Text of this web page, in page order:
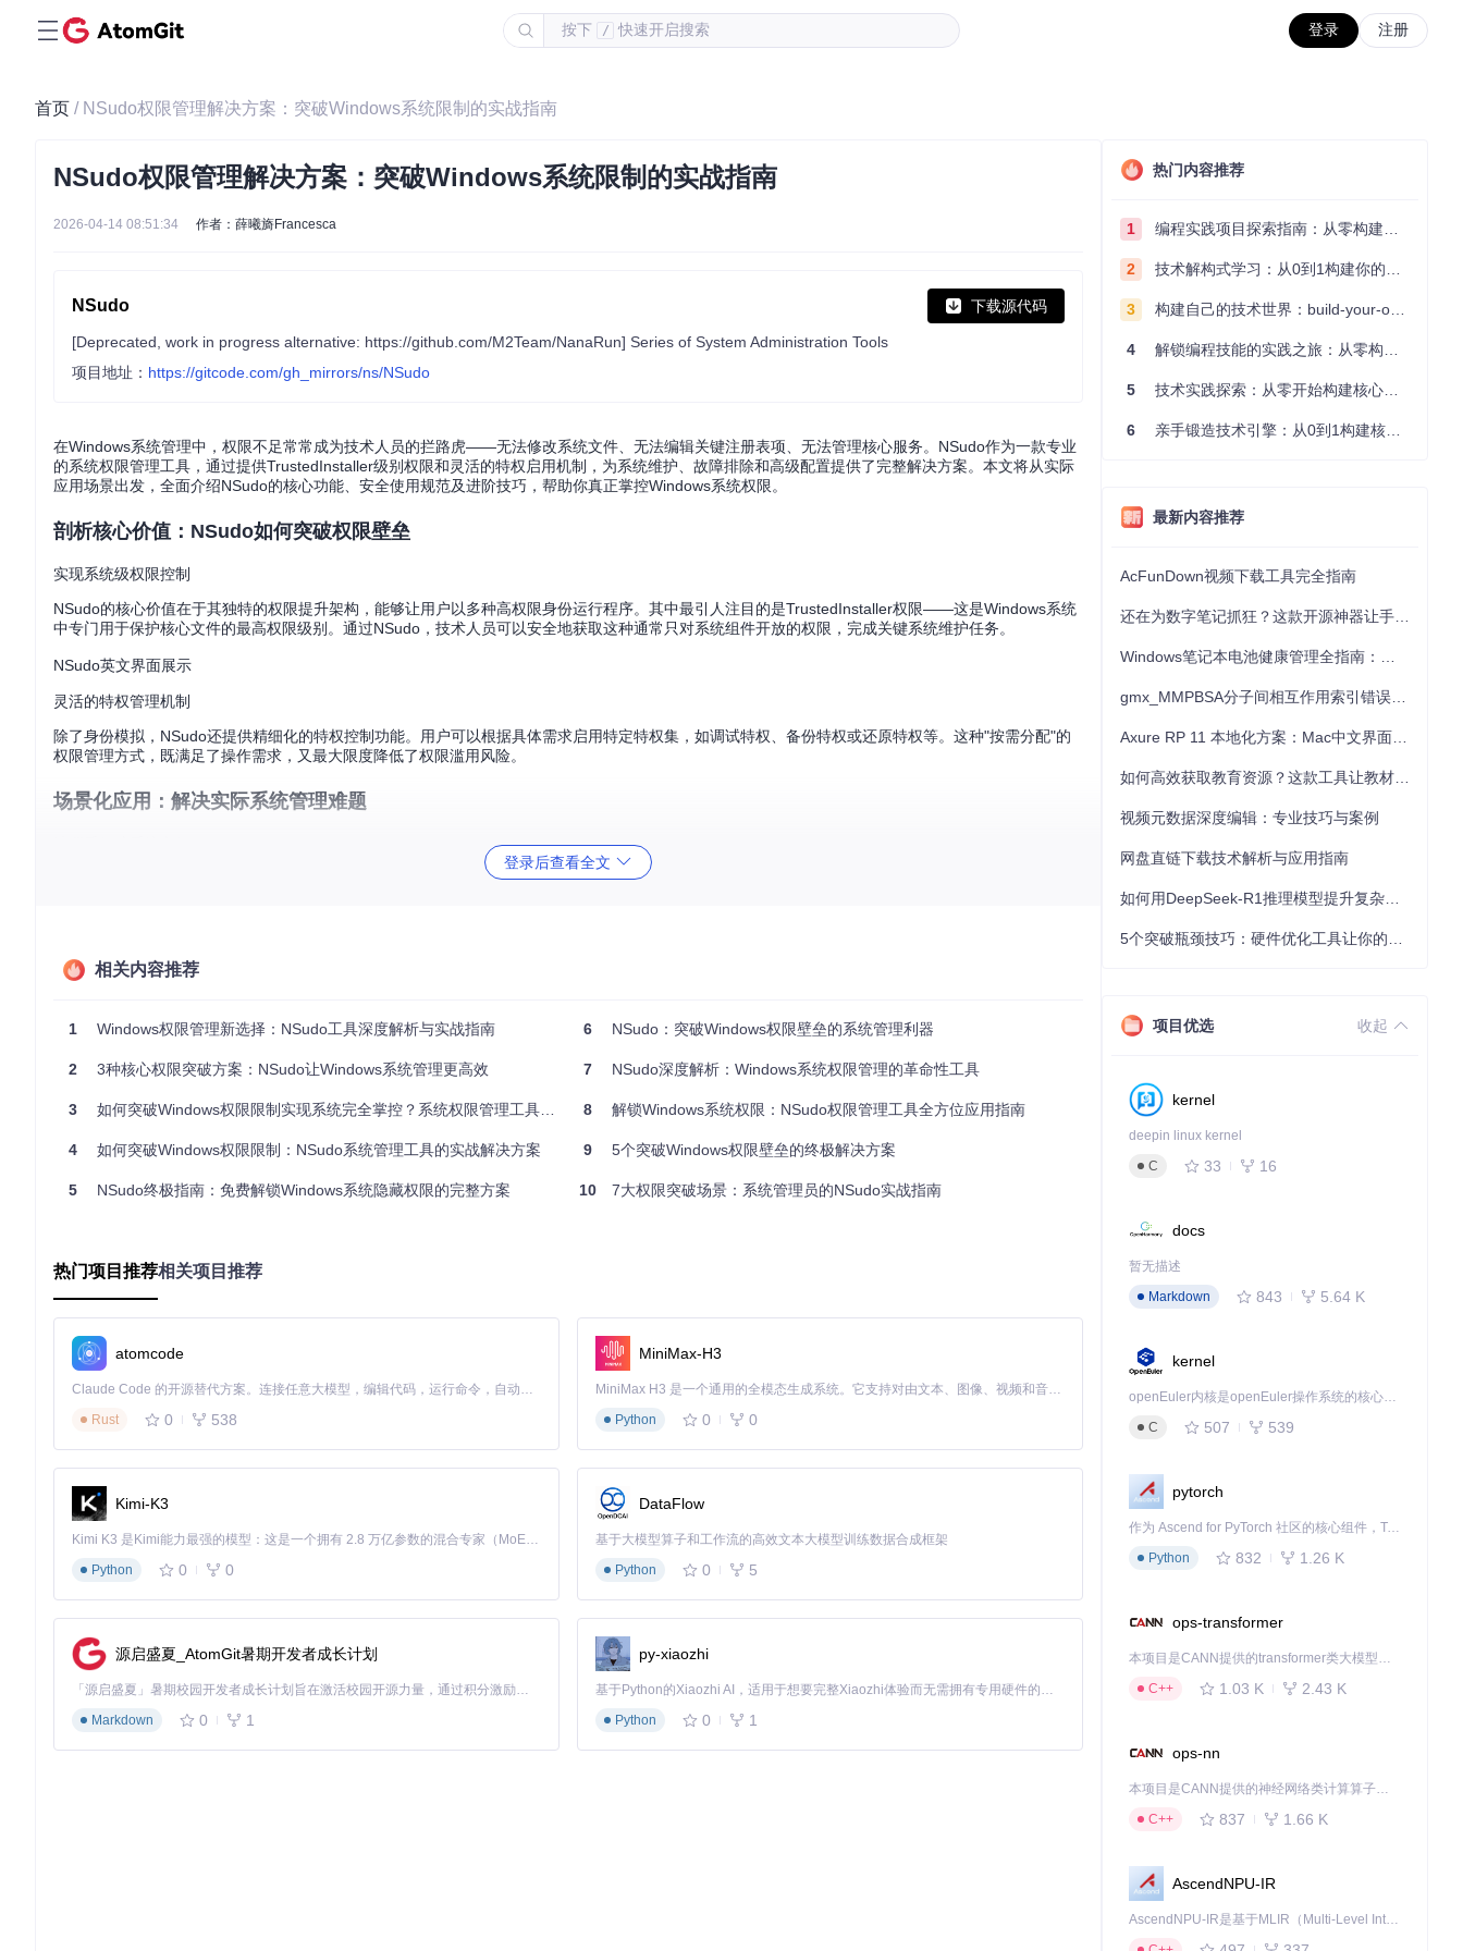
按下 / 快速开启搜索 登录 注册
首页 / NSudo权限管理解决方案：突破Windows系统限制的实战指南
NSudo权限管理解决方案：突破Windows系统限制的实战指南
2026-04-14 08:51:34 作者：薛曦旖Francesca
NSudo 下载源代码
[Deprecated, work in progress alternative: https://github.com/M2Team/NanaRun] Series of System Administration Tools
项目地址： https://gitcode.com/gh_mirrors/ns/NSudo
在Windows系统管理中，权限不足常常成为技术人员的拦路虎——无法修改系统文件、无法编辑关键注册表项、无法管理核心服务。NSudo作为一款专业
的系统权限管理工具，通过提供TrustedInstaller级别权限和灵活的特权启用机制，为系统维护、故障排除和高级配置提供了完整解决方案。本文将从实际
应用场景出发，全面介绍NSudo的核心功能、安全使用规范及进阶技巧，帮助你真正掌控Windows系统权限。
剖析核心价值：NSudo如何突破权限壁垒
实现系统级权限控制
NSudo的核心价值在于其独特的权限提升架构，能够让用户以多种高权限身份运行程序。其中最引人注目的是TrustedInstaller权限——这是Windows系统
中专门用于保护核心文件的最高权限级别。通过NSudo，技术人员可以安全地获取这种通常只对系统组件开放的权限，完成关键系统维护任务。
NSudo英文界面展示
灵活的特权管理机制
除了身份模拟，NSudo还提供精细化的特权控制功能。用户可以根据具体需求启用特定特权集，如调试特权、备份特权或还原特权等。这种"按需分配"的
权限管理方式，既满足了操作需求，又最大限度降低了权限滥用风险。
场景化应用：解决实际系统管理难题
当系统盘空间告急需要清理系统缓存或日志文件时，普通管理员权限往往无法操作受保护目录。使用NSudo的命令行模式可以轻松解决：
此命令以TrustedInstaller身份(-U:T)并启用全部特权(-P:E)启动命令提示符，随后即可安全执行磁盘清理命令。相比直接删除操作，这种方式允许在操作前
NSudo中文操作界面
编辑高权限注册表项
某些系统配置项（如Windows Update设置）存储在只有System权限才能访问的注册表路径。通过以下命令，NSudo可直接以System身份启动注册表编辑
安全规范：高权限工具的风险管理
遵循最小权限原则
使用NSudo时应始终坚持"够用即止"原则：
选择能完成任务的最低权限级别
完成操作后立即退出高权限环境
避免在高权限模式下浏览互联网或打开未知文件
建立操作前备份机制
高权限操作伴随高风险，建议在执行关键操作前：
创建系统还原点
备份目标文件/注册表项
记录操作步骤以便回滚
进阶探索：释放工具全部潜力
命令行参数深度应用
NSudo提供丰富的命令行参数组合，可满足复杂场景需求。例如，同时指定用户身份、特权级别和窗口模式：
登录后查看全文
相关内容推荐
1 Windows权限管理新选择：NSudo工具深度解析与实战指南
2 3种核心权限突破方案：NSudo让Windows系统管理更高效
3 如何突破Windows权限限制实现系统完全掌控？系统权限管理工具实战指南
4 如何突破Windows权限限制：NSudo系统管理工具的实战解决方案
5 NSudo终极指南：免费解锁Windows系统隐藏权限的完整方案
6 NSudo：突破Windows权限壁垒的系统管理利器
7 NSudo深度解析：Windows系统权限管理的革命性工具
8 解锁Windows系统权限：NSudo权限管理工具全方位应用指南
9 5个突破Windows权限壁垒的终极解决方案
10 7大权限突破场景：系统管理员的NSudo实战指南
热门项目推荐相关项目推荐
atomcode
Claude Code 的开源替代方案。连接任意大模型，编辑代码，运行命令，自动验证 — 全自动执行。用 Rust 构建，极致性能。 ｜ An open-source alternative to Claude Code. Connect any LLM, edit code, run commands, and verify changes — autonomously. Built in Rust for speed. Get Started
Rust
0 538
MiniMax-H3
MiniMax H3 是一个通用的全模态生成系统。它支持对由文本、图像、视频和音频组成的多模态上下文进行统一理解，并能生成分辨率高达 2K、时长可达 15 秒的带原生立体声音频的视频。得益于面向任务泛化的系统设计，H3 在预训练阶段就已具备广泛的多模态上下文理解与生成能力，能够出色地执行复杂的多模态指令。
Python
0 0
Kimi-K3
Kimi K3 是Kimi能力最强的模型：这是一个拥有 2.8 万亿参数的混合专家（MoE）模型，具备原生视觉理解能力，并支持 100 万 token 的上下文窗口。
Python
0 0
DataFlow
基于大模型算子和工作流的高效文本大模型训练数据合成框架
Python
0 5
源启盛夏_AtomGit暑期开发者成长计划
「源启盛夏」暑期校园开发者成长计划旨在激活校园开源力量，通过积分激励、认证扶持、资源倾斜等形式，引导高校组织和开发者完成「入驻 — 建项目 — 做贡献 — 获认证 — 得资源」的完整闭环。无论你是想带领社团入驻平台的组织者，还是希望用代码贡献证明自己的开发者，都能在这里找到属于你的成长路径。
Markdown
0 1
py-xiaozhi
基于Python的Xiaozhi AI，适用于想要完整Xiaozhi体验而无需拥有专用硬件的用户。
Python
0 1
热门内容推荐
1 编程实践项目探索指南：从零构建技术能力体系
2 技术解构式学习：从0到1构建你的编程知识体系
3 构建自己的技术世界：build-your-own-x项目的实践探索指南
4 解锁编程技能的实践之旅：从零构建你的技术世界
5 技术实践探索：从零开始构建核心系统的实践指南
6 亲手锻造技术引擎：从0到1构建核心系统的实践指南
最新内容推荐
AcFunDown视频下载工具完全指南
视频元数据深度编辑：专业技巧与案例
网盘直链下载技术解析与应用指南
项目优选 收起
kernel
deepin linux kernel
C
33 16
docs
暂无描述
Markdown
843 5.64 K
kernel
openEuler内核是openEuler操作系统的核心，既是系统性能与稳定性的基石，也是连接处理器、设备与服务的桥梁。
C
507 539
pytorch
作为 Ascend for PyTorch 社区的核心组件，TorchNPU 是昇腾专为 PyTorch 打造的深度学习适配插件，使 PyTorch 框架能够直接调用昇腾 NPU，为开发者提供昇腾 AI 处理器的超强算力。
Python
832 1.26 K
ops-transformer
本项目是CANN提供的transformer类大模型算子库，实现网络在NPU上加速计算。
C++
1.03 K 2.43 K
ops-nn
本项目是CANN提供的神经网络类计算算子库，实现网络在NPU上加速计算。
C++
837 1.66 K
AscendNPU-IR
AscendNPU-IR是基于MLIR（Multi-Level Intermediate Representation）构建的，面向昇腾亲和算子编译时使用的中间表示，提供昇腾完备表达能力，通过编译优化提升昇腾AI处理器计算效率，支持通过生态框架使能昇腾AI处理器与深度调优